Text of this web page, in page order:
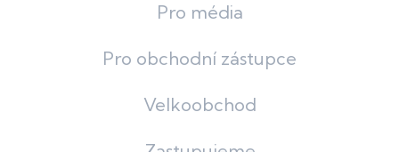
Pro média
Pro obchodní zástupce
Velkoobchod